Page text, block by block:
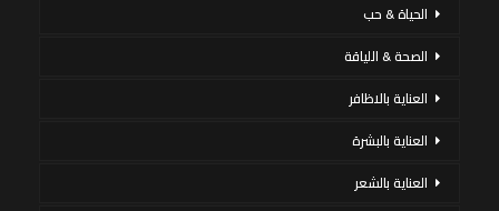
الحياة & حب
الصحة & اللياقة
العناية بالاظافر
العناية بالبشرة
العناية بالشعر